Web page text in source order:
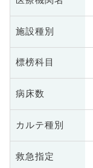
施設種別
標榜科目
病床数
カルテ種別
救急指定